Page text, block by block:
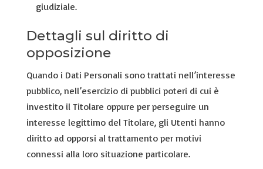
giudiziale.
Dettagli sul diritto di
opposizione
Quando i Dati Personali sono trattati nell’interesse
pubblico, nell’esercizio di pubblici poteri di cui è
investito il Titolare oppure per perseguire un
interesse legittimo del Titolare, gli Utenti hanno
diritto ad opporsi al trattamento per motivi
connessi alla loro situazione particolare.